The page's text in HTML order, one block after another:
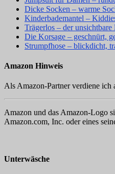
Dicke Socken – warme
Kinderbademantel –
Trägerlos – der
Die Korsage – geschnürt,
Strumpfhose – blickdicht,
Amazon Hinweis
Als Amazon-Partner verdiene
Amazon und das Amazon-Logo
Amazon.com, Inc. oder eines
Unterwäsche